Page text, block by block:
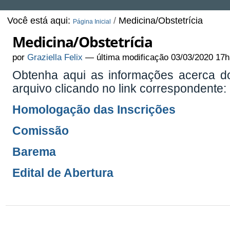
Você está aqui: Página Inicial / Medicina/Obstetrícia
Medicina/Obstetrícia
porGraziella Felix — última modificação 03/03/2020
Obtenha aqui as informações acerca
arquivo clicando no link correspondente:
Homologação das Inscrições
Comissão
Barema
Edital de Abertura